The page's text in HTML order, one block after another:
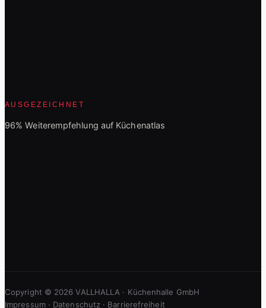
AUSGEZEICHNET
96% Weiterempfehlung auf Küchenatlas
Copyright © 2026 VALLHALLA · Küchenhalle GmbH
Impressum· Datenschutz · Barrierefreiheit